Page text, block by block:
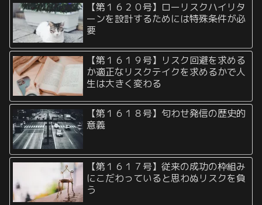
【第１６２０号】ローリスクハイリタ
ーンを設計するためには特殊条件が必
要
【第１６１９号】リスク回避を求める
か適正なリスクテイクを求めるかで人
生は大きく変わる
【第１６１８号】匂わせ発信の歴史的
意義
【第１６１７号】従来の成功の枠組み
にこだわっていると思わぬリスクを負
う